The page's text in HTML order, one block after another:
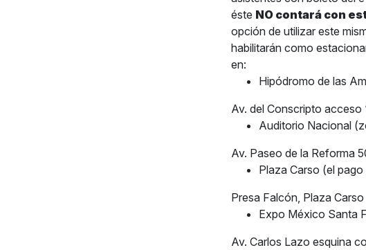
éste NO contará con
opción de utilizar este
habilitarán como
en:
Hipódromo de las
Av. del Conscripto acceso
Auditorio Nacional
Av. Paseo de la Reforma
Plaza Carso (el
Presa Falcón, Plaza Carso
Expo México Santa
Av. Carlos Lazo esquina